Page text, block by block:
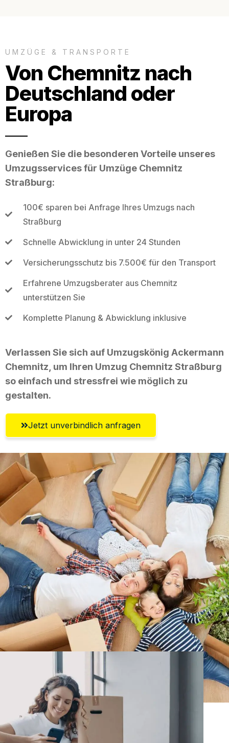
UMZÜGE & TRANSPORTE
Von Chemnitz nach
Deutschland oder
Europa
Genießen Sie die besonderen Vorteile unseres
Umzugsservices für Umzüge Chemnitz
Straßburg:
100€ sparen bei Anfrage Ihres Umzugs nach
Straßburg
Schnelle Abwicklung in unter 24 Stunden
Versicherungsschutz bis 7.500€ für den Transport
Erfahrene Umzugsberater aus Chemnitz
unterstützen Sie
Komplette Planung & Abwicklung inklusive
Verlassen Sie sich auf Umzugskönig Ackermann
Chemnitz, um Ihren Umzug Chemnitz Straßburg
so einfach und stressfrei wie möglich zu
gestalten.
Jetzt unverbindlich anfragen